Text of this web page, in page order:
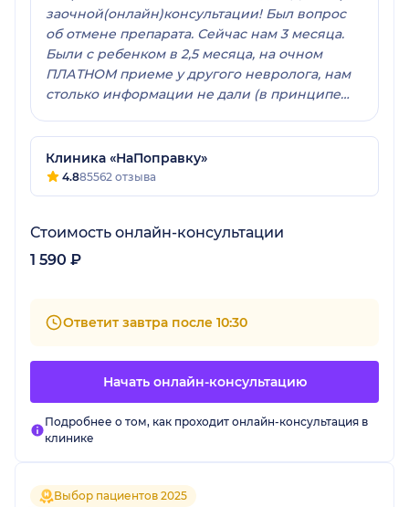
заочной(онлайн)консультации! Был вопрос
об отмене препарата. Сейчас нам 3 месяца.
Были с ребенком в 2,5 месяца, на очном
ПЛАТНОМ приеме у другого невролога, нам
столько информации не дали (в принципе
не дали по отмене препарата), как на онлайн-
консультации! Спасибо, прекрасный
специалист, очень рекомендую!
Клиника «НаПоправку»
4.885562 отзыва
Стоимость онлайн-консультации
1 590 ₽
Ответит завтра после 10:30
Начать онлайн-консультацию
Подробнее о том, как проходит онлайн-консультация в
клинике
Выбор пациентов 2025